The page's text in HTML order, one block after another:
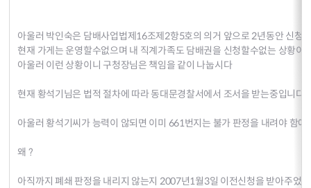
아울러 박인숙은 담배사업법제16조제2항5호의 의거 앞으로 2년동안 신청
현재 가게는 운영할수없으며 내 직계가족도 담배권을 신청할수없는 상황이
아울러 이런 상황이니 구청장님은 책임을 같이 나눕시다
현재 황석기님은 법적 절차에 따라 동대문경찰서에서 조서을 받는중입니다
아울러 황석기씨가 능력이 않되면 이미 661번지는 불가 판정을 내려야 함에
왜 ?
아직까지 폐쇄 판정을 내리지 않는지 2007년1월3일 이전신청을 받아주었